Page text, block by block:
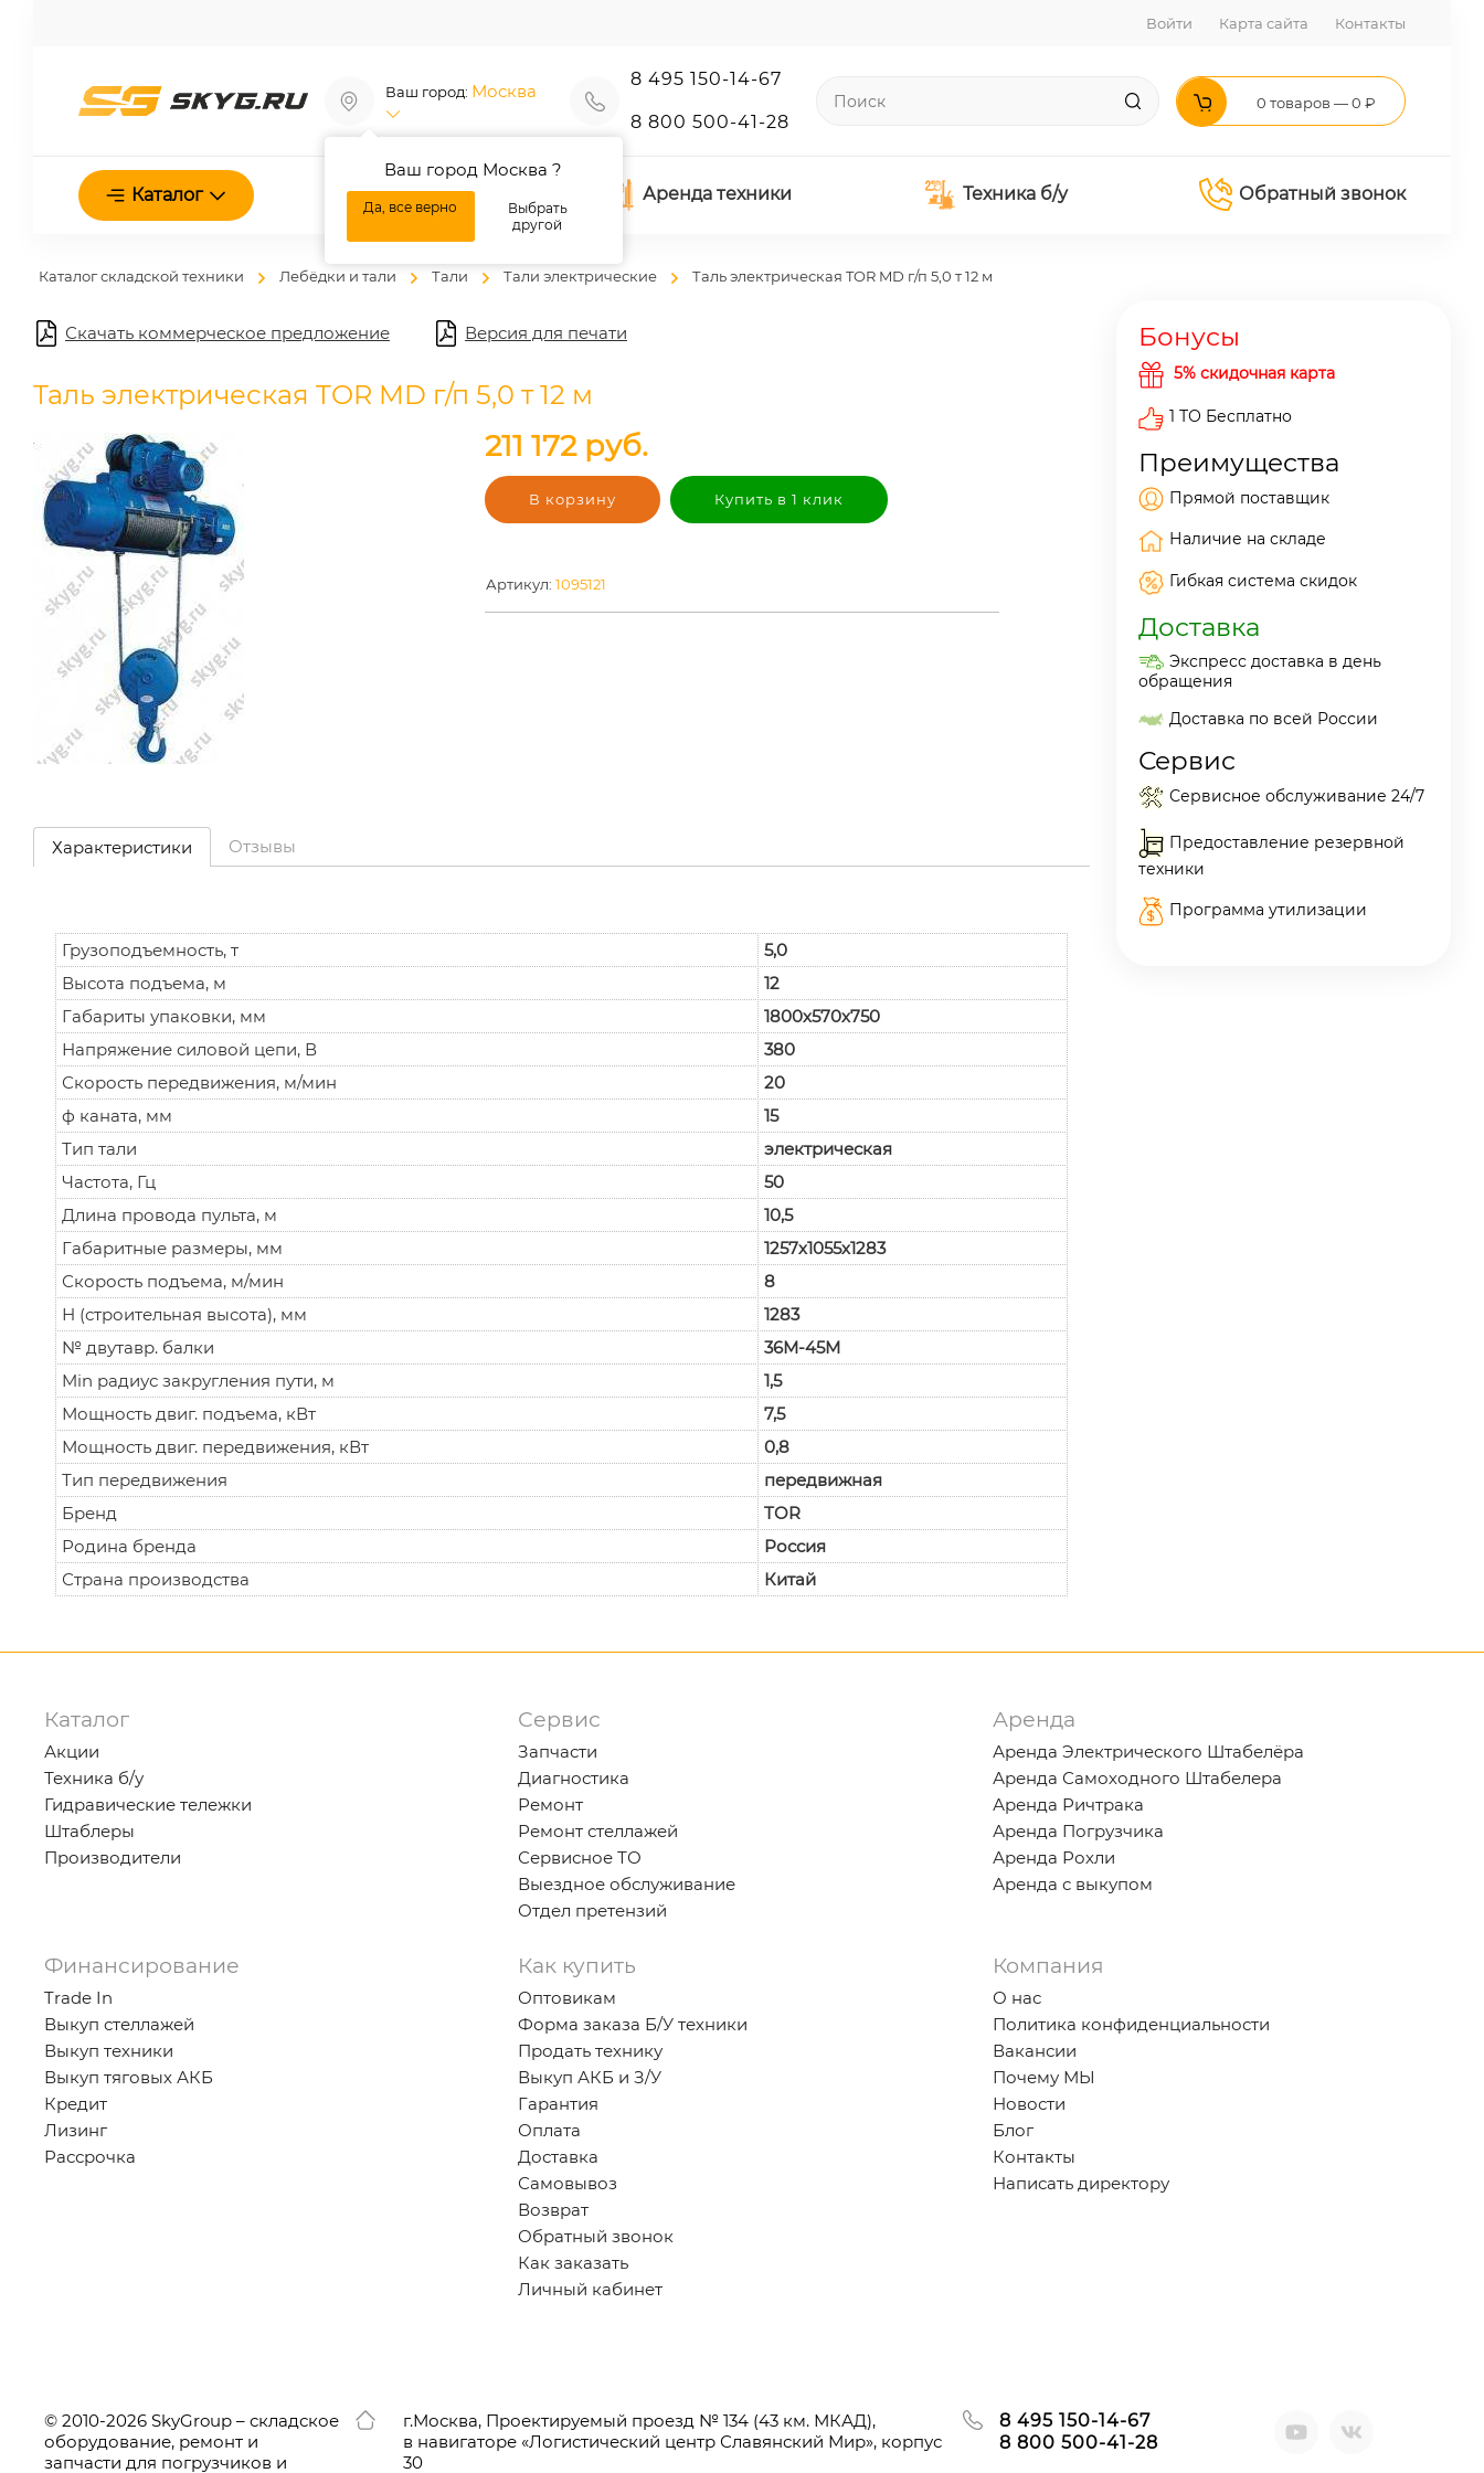
Войти Карта сайта Контакты
Ваш город: Москва
Ваш город Москва ?
Да, все верно
Выбрать
другой
8 495 150-14-67
8 800 500-41-28
0 товаров — 0 ₽
Каталог О нас Аренда техники Техника б/у Обратный звонок
Каталог складской техники Лебёдки и тали Тали Тали электрические Таль электрическая TOR MD г/п 5,0 т 12 м
Скачать коммерческое предложение Версия для печати
Таль электрическая TOR MD г/п 5,0 т 12 м
211 172руб.
В корзину Купить в 1 клик
Артикул: 1095121
Характеристики Отзывы
Грузоподъемность, т
5,0
Высота подъема, м
12
Габариты упаковки, мм
1800х570х750
Напряжение силовой цепи, В
380
Скорость передвижения, м/мин
20
ф каната, мм
15
Тип тали
электрическая
Частота, Гц
50
Длина провода пульта, м
10,5
Габаритные размеры, мм
1257х1055х1283
Скорость подъема, м/мин
8
Н (строительная высота), мм
1283
№ двутавр. балки
36М-45М
Min радиус закругления пути, м
1,5
Мощность двиг. подъема, кВт
7,5
Мощность двиг. передвижения, кВт
0,8
Тип передвижения
передвижная
Бренд
TOR
Родина бренда
Россия
Страна производства
Китай
Бонусы
5% скидочная карта
1 ТО Бесплатно
Преимущества
Прямой поставщик
Наличие на складе
Гибкая система скидок
Доставка
Экспресс доставка в день
обращения
Доставка по всей России
Сервис
Сервисное обслуживание 24/7
Предоставление резервной
техники
Программа утилизации
Каталог
Акции
Техника б/у
Гидравические тележки
Штаблеры
Производители
Сервис
Запчасти
Диагностика
Ремонт
Ремонт стеллажей
Сервисное ТО
Выездное обслуживание
Отдел претензий
Аренда
Аренда Электрического Штабелёра
Аренда Самоходного Штабелера
Аренда Ричтрака
Аренда Погрузчика
Аренда Рохли
Аренда с выкупом
Финансирование
Trade In
Выкуп стеллажей
Выкуп техники
Выкуп тяговых АКБ
Кредит
Лизинг
Рассрочка
Как купить
Оптовикам
Форма заказа Б/У техники
Продать технику
Выкуп АКБ и З/У
Гарантия
Оплата
Доставка
Самовывоз
Возврат
Обратный звонок
Как заказать
Личный кабинет
Компания
О нас
Политика конфиденциальности
Вакансии
Почему МЫ
Новости
Блог
Контакты
Написать директору
© 2010-2026 SkyGroup – складское
оборудование, ремонт и
запчасти для погрузчиков и
г.Москва, Проектируемый проезд № 134 (43 км. МКАД),
в навигаторе «Логистический центр Славянский Мир», корпус
30
8 495 150-14-67
8 800 500-41-28